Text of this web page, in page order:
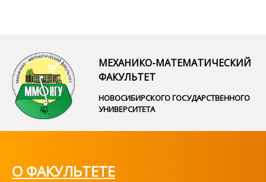
МЕХАНИКО-МАТЕМАТИЧЕСКИЙ
ФАКУЛЬТЕТ
НОВОСИБИРСКОГО ГОСУДАРСТВЕННОГО
УНИВЕРСИТЕТА
О ФАКУЛЬТЕТЕ